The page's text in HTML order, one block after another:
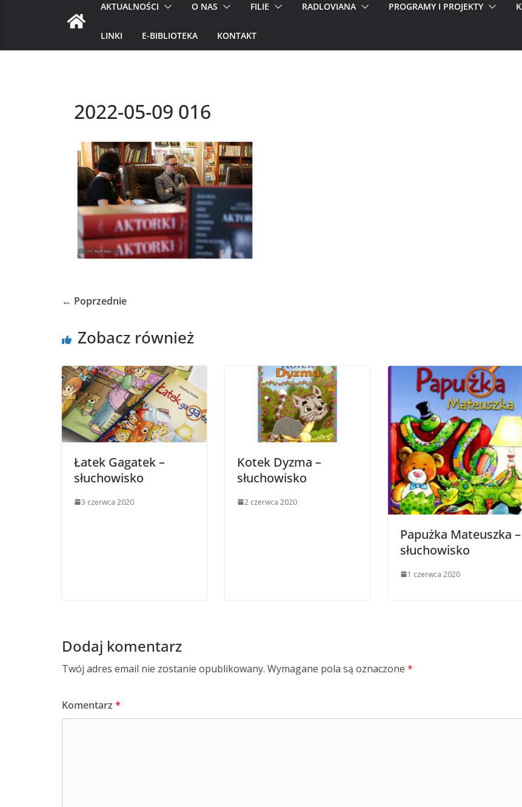
AKTUALNOŚCI O NAS FILIE RADLOVIANA PROGRAMY I PROJEKTY
LINKI E-BIBLIOTEKA KONTAKT
2022-05-09 016
← Poprzednie
Zobacz również
Łatek Gagatek –
słuchowisko
3 czerwca 2020
Kotek Dyzma –
słuchowisko
2 czerwca 2020
Papużka Mateuszka –
słuchowisko
1 czerwca 2020
Dodaj komentarz
Twój adres email nie zostanie opublikowany. Wymagane pola są oznaczone *
Komentarz *